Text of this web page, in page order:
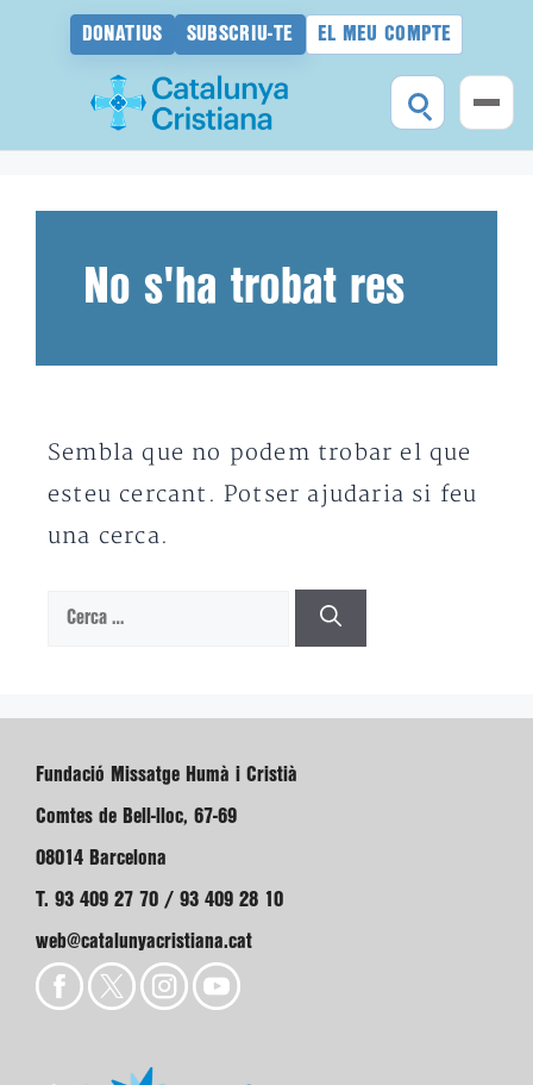
DONATIUS SUBSCRIU-TE EL MEU COMPTE
No s'ha trobat res
Sembla que no podem trobar el que
esteu cercant. Potser ajudaria si feu
una cerca.
Cerca:
Fundació Missatge Humà i Cristià
Comtes de Bell-lloc, 67-69
08014 Barcelona
T. 93 409 27 70 / 93 409 28 10
web@catalunyacristiana.cat